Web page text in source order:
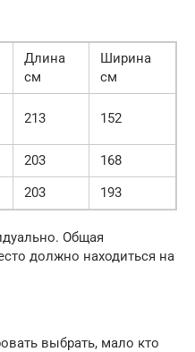
Длина
см
Ширина
см
213 152
203
168
203 193
Общая
должно находиться на
выбрать, мало кто